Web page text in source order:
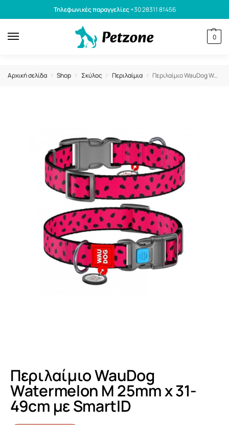
Τηλεφωνικές παραγγελίες+30 28311 81456
0
Αρχική σελίδα / Shop / Σκύλος / Περιλαίμια / Περιλαίμιο WauDog Watermelon M 25mm x 31-49cm με SmartID
Περιλαίμιο WauDog
Watermelon M 25mm x 31-
49cm με SmartID